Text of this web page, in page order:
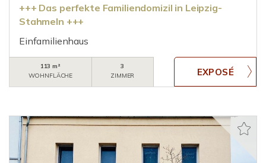
+++ Das perfekte Familiendomizil in Leipzig-
Stahmeln +++
Einfamilienhaus
113 m²
WOHNFLÄCHE
3
ZIMMER